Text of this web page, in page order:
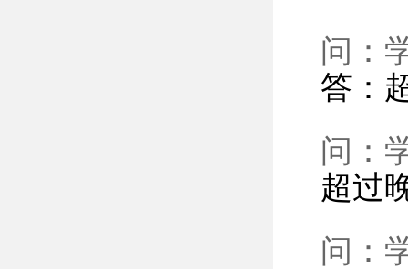
问：
答：
问：
超过
问：